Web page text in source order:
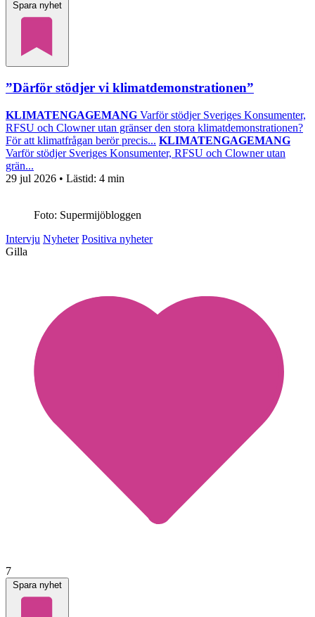
Spara nyhet
”Därför stödjer vi klimatdemonstrationen”
KLIMATENGAGEMANG Varför stödjer Sveriges Konsumenter,
RFSU och Clowner utan gränser den stora klimatdemonstrationen?
För att klimatfrågan berör precis... KLIMATENGAGEMANG
Varför stödjer Sveriges Konsumenter, RFSU och Clowner utan
grän...
29 jul 2026 • Lästid: 4 min
Foto: Supermijöbloggen
Intervju Nyheter Positiva nyheter
Gilla
7
Spara nyhet